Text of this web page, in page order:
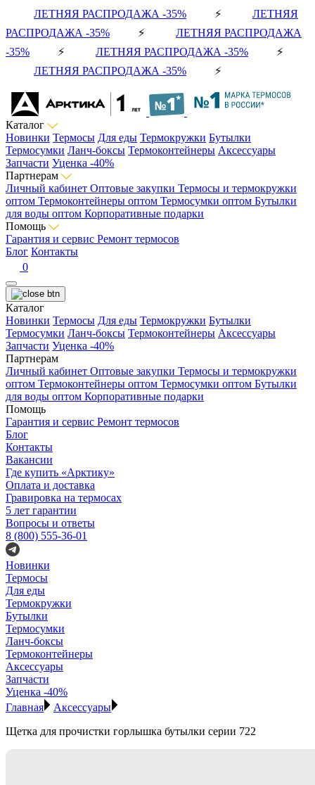
ЛЕТНЯЯ РАСПРОДАЖА -35% ⚡ ЛЕТНЯЯ
РАСПРОДАЖА -35% ⚡ ЛЕТНЯЯ РАСПРОДАЖА
-35% ⚡ ЛЕТНЯЯ РАСПРОДАЖА -35% ⚡
ЛЕТНЯЯ РАСПРОДАЖА -35% ⚡
Каталог
Новинки Термосы Для еды Термокружки Бутылки
Термосумки Ланч-боксы Термоконтейнеры Аксессуары
Запчасти Уценка -40%
Партнерам
Личный кабинет Оптовые закупки Термосы и термокружки
оптом Термоконтейнеры оптом Термосумки оптом Бутылки
для воды оптом Корпоративные подарки
Помощь
Гарантия и сервис Ремонт термосов
Блог Контакты
0
Каталог
Новинки Термосы Для еды Термокружки Бутылки
Термосумки Ланч-боксы Термоконтейнеры Аксессуары
Запчасти Уценка -40%
Партнерам
Личный кабинет Оптовые закупки Термосы и термокружки
оптом Термоконтейнеры оптом Термосумки оптом Бутылки
для воды оптом Корпоративные подарки
Помощь
Гарантия и сервис Ремонт термосов
Блог
Контакты
Вакансии
Где купить «Арктику»
Оплата и доставка
Гравировка на термосах
5 лет гарантии
Вопросы и ответы
8 (800) 555-36-01
Новинки
Термосы
Для еды
Термокружки
Бутылки
Термосумки
Ланч-боксы
Термоконтейнеры
Аксессуары
Запчасти
Уценка -40%
Главная
Аксессуары
Щетка для прочистки горлышка бутылки серии 722